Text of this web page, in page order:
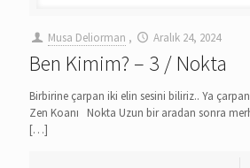
Musa Deliorman , Aralık 24, 2024
Ben Kimim? – 3 / Nokta
Birbirine çarpan iki elin sesini biliriz.. Ya
Zen Koanı Nokta Uzun bir aradan sonra
[…]